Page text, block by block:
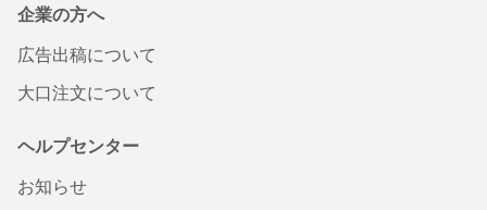
企業の方へ
広告出稿について
大口注文について
ヘルプセンター
お知らせ